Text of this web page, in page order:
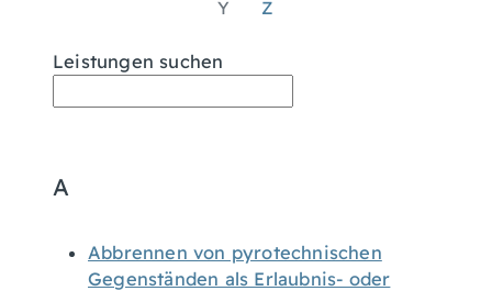
Y Z
Leistungen suchen
A
Abbrennen von pyrotechnischen
Gegenständen als Erlaubnis- oder